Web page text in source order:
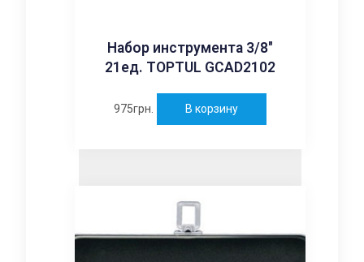
Набор инструмента 3/8″
21ед. TOPTUL GCAD2102
975грн. В корзину